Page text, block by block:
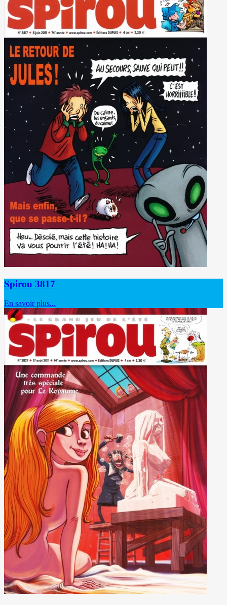
Spirou 3817
En savoir plus...